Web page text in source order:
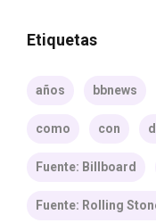
Etiquetas
años bbnews
como con
Fuente: Billboard
Fuente: Rolling